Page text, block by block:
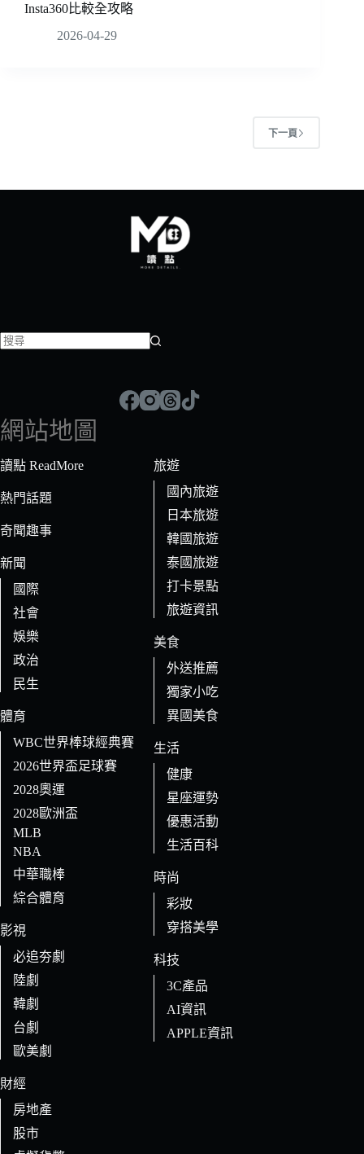
Insta360比較全攻略
2026-04-29
下一頁
符
合
條
的
果
網站地圖
讀點 ReadMore
熱門話題
奇聞趣事
新聞
國際
社會
娛樂
政治
民生
體育
WBC世界棒球經典賽
2026世界盃足球賽
2028奧運
2028歐洲盃
MLB
NBA
中華職棒
綜合體育
影視
必追夯劇
陸劇
韓劇
台劇
歐美劇
財經
房地產
股市
旅遊
國內旅遊
日本旅遊
韓國旅遊
泰國旅遊
打卡景點
旅遊資訊
美食
外送推薦
獨家小吃
異國美食
生活
健康
星座運勢
優惠活動
生活百科
時尚
彩妝
穿搭美學
科技
3C產品
AI資訊
APPLE資訊